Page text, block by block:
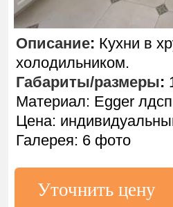
Уточнить цену
Описание: Кухни в
холодильником.
Габариты/размеры:
Материал: Egger
Цена:
Галерея: 6 фото